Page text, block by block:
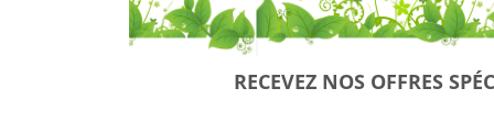
RECEVEZ NOS OFFRES